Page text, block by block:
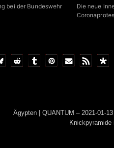
bei der Bundeswehr
Die neue
Ägypten | QUANTUM – 2021-01-13
Knickpyramide